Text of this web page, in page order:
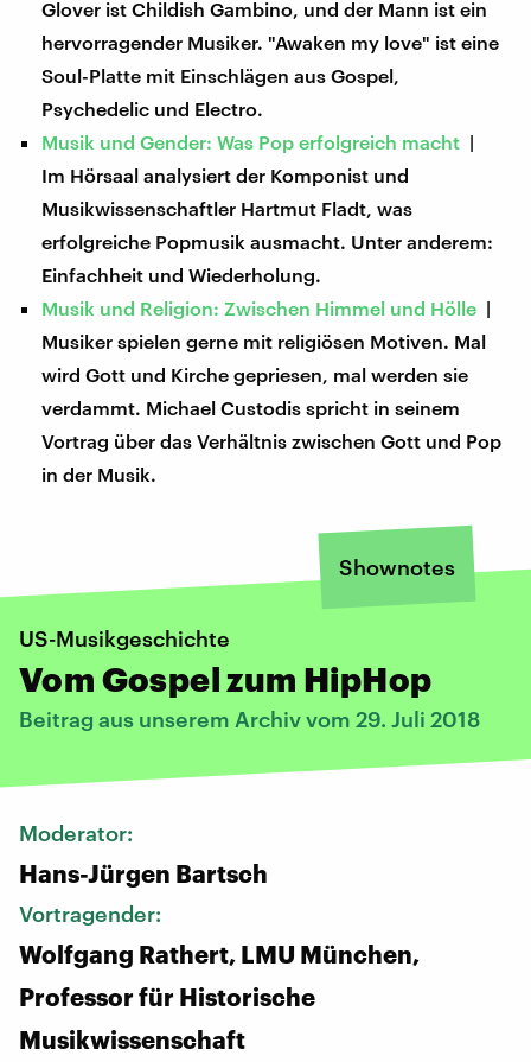
Glover ist Childish Gambino, und der Mann ist ein
hervorragender Musiker. "Awaken my love" ist eine
Soul-Platte mit Einschlägen aus Gospel,
Psychedelic und Electro.
Musik und Gender: Was Pop erfolgreich macht |
Im Hörsaal analysiert der Komponist und
Musikwissenschaftler Hartmut Fladt, was
erfolgreiche Popmusik ausmacht. Unter anderem:
Einfachheit und Wiederholung.
Musik und Religion: Zwischen Himmel und Hölle |
Musiker spielen gerne mit religiösen Motiven. Mal
wird Gott und Kirche gepriesen, mal werden sie
verdammt. Michael Custodis spricht in seinem
Vortrag über das Verhältnis zwischen Gott und Pop
in der Musik.
Shownotes
US-Musikgeschichte
Vom Gospel zum HipHop
Beitrag aus unserem Archiv vom 29. Juli 2018
Moderator:
Hans-Jürgen Bartsch
Vortragender:
Wolfgang Rathert, LMU München,
Professor für Historische
Musikwissenschaft